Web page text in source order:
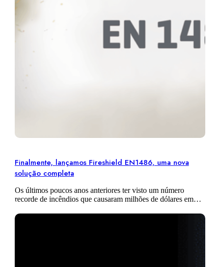
Finalmente, lançamos Fireshield EN1486, uma nova
solução completa
Os últimos poucos anos anteriores ter visto um número
recorde de incêndios que causaram milhões de dólares em
selvagens e muitas vezes resultaram em…